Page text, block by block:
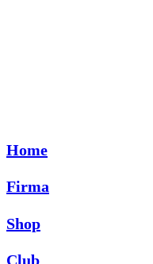
Home
Firma
Shop
Club